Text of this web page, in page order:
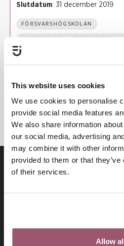
This website uses cookies
We use cookies to personalise
provide social media features
We also share information
our social media, advertising
may combine it with other
provided to them or that
of their services.
Allow
Slutdatum: 31 december 2019
FÖRSVARSHÖGSKOLAN
KUNSKAP OCH
VÅLDSUTÖVARE OCH
SÄRSKILD SÅRBARHET FÖR VÅLD
KUNSKAPSBASERAT ARBETE